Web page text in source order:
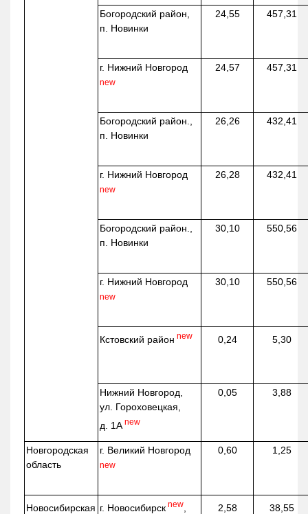
Богородский район,
п. Новинки
24,55 457,31
г. Нижний Новгород
new
24,57 457,31
Богородский район.,
п. Новинки
26,26 432,41
г. Нижний Новгород
new
26,28 432,41
Богородский район.,
п. Новинки
30,10 550,56
г. Нижний Новгород
new
30,10 550,56
Кстовский район new 0,24 5,30
Нижний Новгород,
ул. Гороховецкая,
д. 1А new
0,05 3,88
Новгородская
область
г. Великий Новгород
new
0,60 1,25
Новосибирская г. Новосибирск new 2,58 38,55